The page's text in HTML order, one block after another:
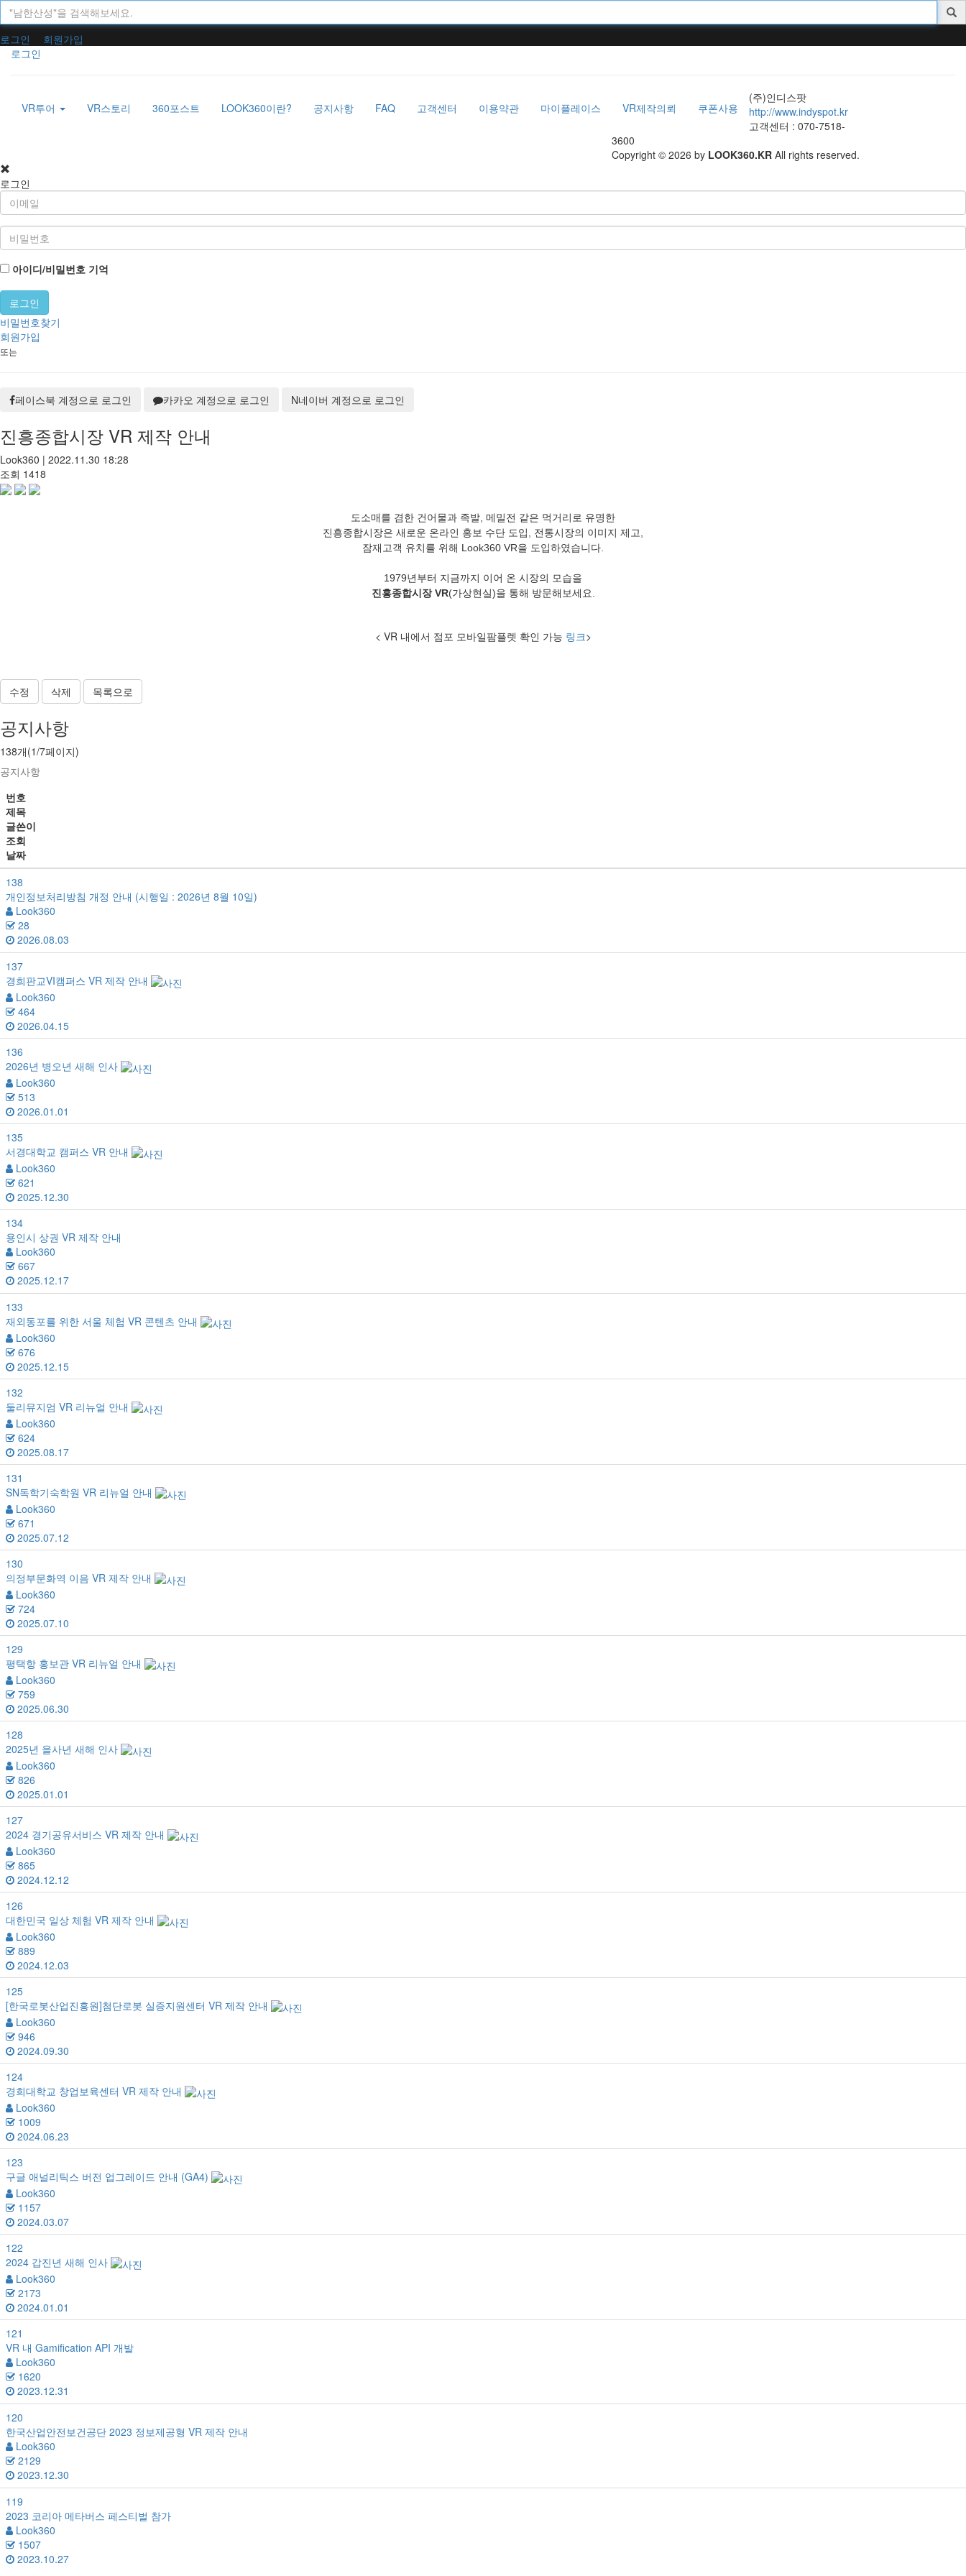
로그인
회원가입
로그인
VR투어 VR스토리 360포스트 LOOK360이란? 공지사항 FAQ 고객센터 이용약관 마이플레이스 VR제작의뢰 쿠폰사용
(주)인디스팟
http://www.indyspot.kr
고객센터 : 070-7518-
3600
Copyright © 2026 by LOOK360.KR All rights reserved.
로그인
아이디/비밀번호 기억
비밀번호찾기
회원가입
또는
페이스북 계정으로 로그인 카카오 계정으로 로그인 N네이버 계정으로 로그인
진흥종합시장 VR 제작 안내
Look360 | 2022.11.30 18:28
조회 1418
도소매를 겸한 건어물과 족발, 메밀전 같은 먹거리로 유명한
진흥종합시장은 새로운 온라인 홍보 수단 도입, 전통시장의 이미지 제고,
잠재고객 유치를 위해 Look360 VR을 도입하였습니다.
1979년부터 지금까지 이어 온 시장의 모습을
진흥종합시장 VR(가상현실)을 통해 방문해보세요.
< VR 내에서 점포 모바일팜플렛 확인 가능 링크>
수정 삭제 목록으로
공지사항
138개(1/7페이지)
공지사항
번호
제목
글쓴이
조회
날짜
138
개인정보처리방침 개정 안내 (시행일 : 2026년 8월 10일)
Look360
28
2026.08.03
137
경희판교VI캠퍼스 VR 제작 안내
Look360
464
2026.04.15
136
2026년 병오년 새해 인사
Look360
513
2026.01.01
135
서경대학교 캠퍼스 VR 안내
Look360
621
2025.12.30
134
용인시 상권 VR 제작 안내
Look360
667
2025.12.17
133
재외동포를 위한 서울 체험 VR 콘텐츠 안내
Look360
676
2025.12.15
132
둘리뮤지엄 VR 리뉴얼 안내
Look360
624
2025.08.17
131
SN독학기숙학원 VR 리뉴얼 안내
Look360
671
2025.07.12
130
의정부문화역 이음 VR 제작 안내
Look360
724
2025.07.10
129
평택항 홍보관 VR 리뉴얼 안내
Look360
759
2025.06.30
128
2025년 을사년 새해 인사
Look360
826
2025.01.01
127
2024 경기공유서비스 VR 제작 안내
Look360
865
2024.12.12
126
대한민국 일상 체험 VR 제작 안내
Look360
889
2024.12.03
125
[한국로봇산업진흥원]첨단로봇 실증지원센터 VR 제작 안내
Look360
946
2024.09.30
124
경희대학교 창업보육센터 VR 제작 안내
Look360
1009
2024.06.23
123
구글 애널리틱스 버전 업그레이드 안내 (GA4)
Look360
1157
2024.03.07
122
2024 갑진년 새해 인사
Look360
2173
2024.01.01
121
VR 내 Gamification API 개발
Look360
1620
2023.12.31
120
한국산업안전보건공단 2023 정보제공형 VR 제작 안내
Look360
2129
2023.12.30
119
2023 코리아 메타버스 페스티벌 참가
Look360
1507
2023.10.27